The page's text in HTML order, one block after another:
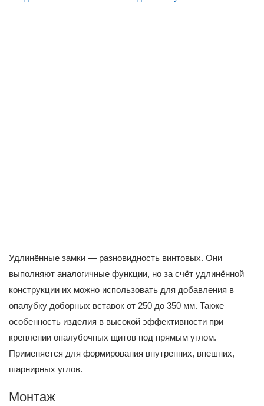
Удлинённые замки — разновидность винтовых. Они
выполняют аналогичные функции, но за счёт удлинённой
конструкции их можно использовать для добавления в
опалубку доборных вставок от 250 до 350 мм. Также
особенность изделия в высокой эффективности при
креплении опалубочных щитов под прямым углом.
Применяется для формирования внутренних, внешних,
шарнирных углов.
Монтаж